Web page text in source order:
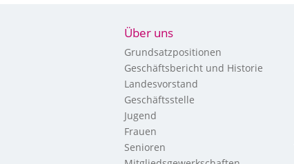
Über uns
Grundsatzpositionen
Geschäftsbericht und Historie
Landesvorstand
Geschäftsstelle
Jugend
Frauen
Senioren